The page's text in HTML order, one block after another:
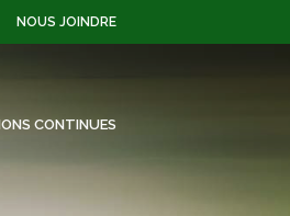
NOUS JOINDRE
CONTINUES